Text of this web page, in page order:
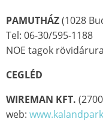
PAMUTHÁZ(1028
Tel: 06-30/595-1188
NOE tagok
CEGLÉD
WIREMAN KFT.
web: